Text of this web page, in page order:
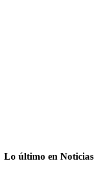
Lo último en Noticias